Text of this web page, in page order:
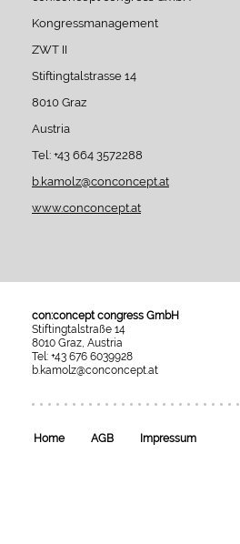
Kongressmanagement
ZWT II
Stiftingtalstrasse 14
8010 Graz
Austria
Tel: +43 664 3572288
b.kamolz@conconcept.at
www.conconcept.at
con:concept congress GmbH
Stiftingtalstraße 14
8010 Graz, Austria
Tel: +43 676 6039928
b.kamolz@conconcept.at
esraSoft
esraCMS
Home AGB Impressum